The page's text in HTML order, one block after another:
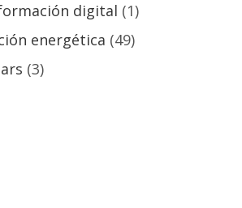
digital (1)
energética (49)
(3)